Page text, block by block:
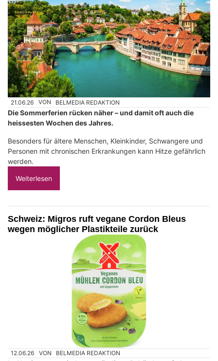
21.06.26 VON BELMEDIA REDAKTION
Die Sommerferien rücken näher – und damit oft auch die
heissesten Wochen des Jahres.
Besonders für ältere Menschen, Kleinkinder, Schwangere und
Personen mit chronischen Erkrankungen kann Hitze gefährlich
werden.
Weiterlesen
Schweiz: Migros ruft vegane Cordon Bleus
wegen möglicher Plastikteile zurück
12.06.26 VON BELMEDIA REDAKTION